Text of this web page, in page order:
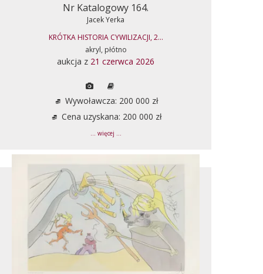
Nr Katalogowy 164.
Jacek Yerka
KRÓTKA HISTORIA CYWILIZACJI, 2...
akryl, płótno
aukcja z 21 czerwca 2026
Wywoławcza: 200 000 zł
Cena uzyskana: 200 000 zł
... więcej ...